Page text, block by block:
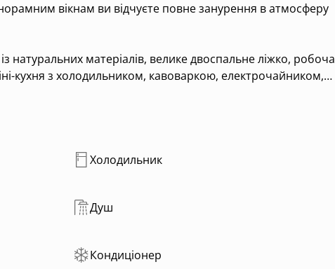
вікнам ви відчуєте повне занурення в атмосферу
натуральних матеріалів, велике двоспальне ліжко, робоча
кухня з холодильником, кавоваркою, електрочайником,
У ванній кімнаті - душ, фен, халат, капці, набір
зручності гостей у котеджі є кондиціонер, обігрівач, сейф,
подорожі, відпочинку серед природи або тихих
Холодильник
Душ
Кондиціонер